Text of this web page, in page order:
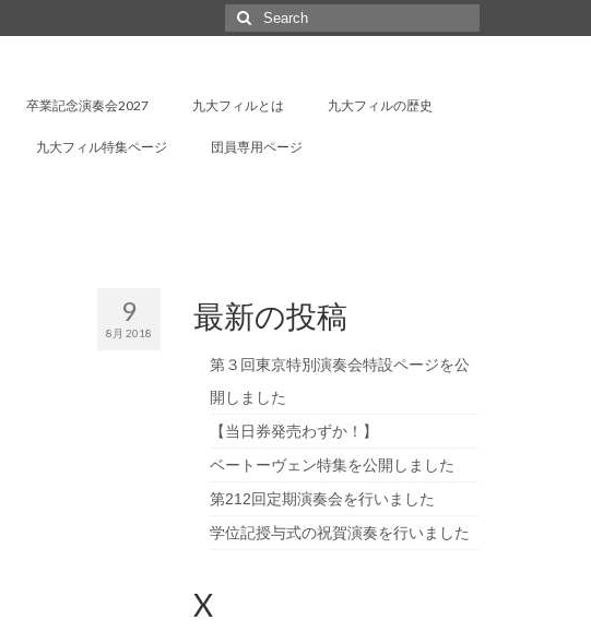
Search
for:
卒業記念演奏会2027 九大フィルとは 九大フィルの歴史
九大フィル特集ページ 団員専用ページ
9
8月 2018 最新の投稿
第３回東京特別演奏会特設ページを公
開しました
【当日券発売わずか！】
ベートーヴェン特集を公開しました
第212回定期演奏会を行いました
学位記授与式の祝賀演奏を行いました
X